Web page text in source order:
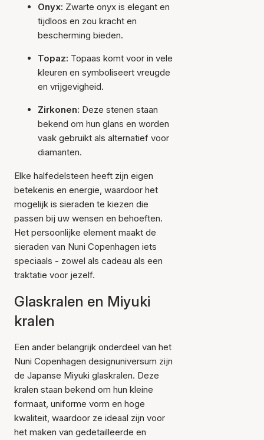
Onyx: Zwarte onyx is elegant en
tijdloos en zou kracht en
bescherming bieden.
Topaz: Topaas komt voor in vele
kleuren en symboliseert vreugde
en vrijgevigheid.
Zirkonen: Deze stenen staan
bekend om hun glans en worden
vaak gebruikt als alternatief voor
diamanten.
Elke halfedelsteen heeft zijn eigen
betekenis en energie, waardoor het
mogelijk is sieraden te kiezen die
passen bij uw wensen en behoeften.
Het persoonlijke element maakt de
sieraden van Nuni Copenhagen iets
speciaals - zowel als cadeau als een
traktatie voor jezelf.
Glaskralen en Miyuki
kralen
Een ander belangrijk onderdeel van het
Nuni Copenhagen designuniversum zijn
de Japanse Miyuki glaskralen. Deze
kralen staan bekend om hun kleine
formaat, uniforme vorm en hoge
kwaliteit, waardoor ze ideaal zijn voor
het maken van gedetailleerde en